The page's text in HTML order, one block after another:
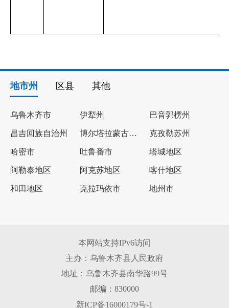
地市州 区县 其他
乌鲁木齐市 伊犁州 巴音郭楞州
昌吉回族自治州 博尔塔拉蒙古自治州 克孜勒苏州
哈密市 吐鲁番市 塔城地区
阿勒泰地区 阿克苏地区 喀什地区
和田地区 克拉玛依市 地州市
本网站支持IPv6访问
主办：乌鲁木齐县人民政府
地址：乌鲁木齐县南华路99号
邮编：830000
新ICP备16000179号-1